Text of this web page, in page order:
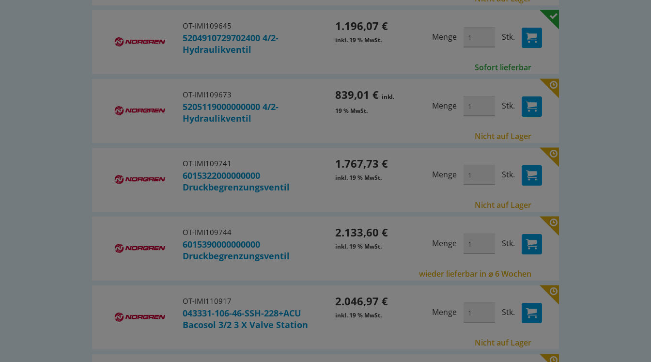
OT-IMI109645
5204910729702400 4/2-
Hydraulikventil
1.196,07 €
inkl. 19 % MwSt. Menge Stk.
Sofort lieferbar
OT-IMI109673
5205119000000000 4/2-
Hydraulikventil
839,01 € inkl.
19 % MwSt.
Menge Stk.
Nicht auf Lager
OT-IMI109741
6015322000000000
Druckbegrenzungsventil
1.767,73 €
inkl. 19 % MwSt. Menge Stk.
Nicht auf Lager
OT-IMI109744
6015390000000000
Druckbegrenzungsventil
2.133,60 €
inkl. 19 % MwSt. Menge Stk.
wieder lieferbar in ⌀ 6 Wochen
OT-IMI110917
043331-106-46-SSH-228+ACU
Bacosol 3/2 3 X Valve Station
2.046,97 €
inkl. 19 % MwSt. Menge Stk.
Nicht auf Lager